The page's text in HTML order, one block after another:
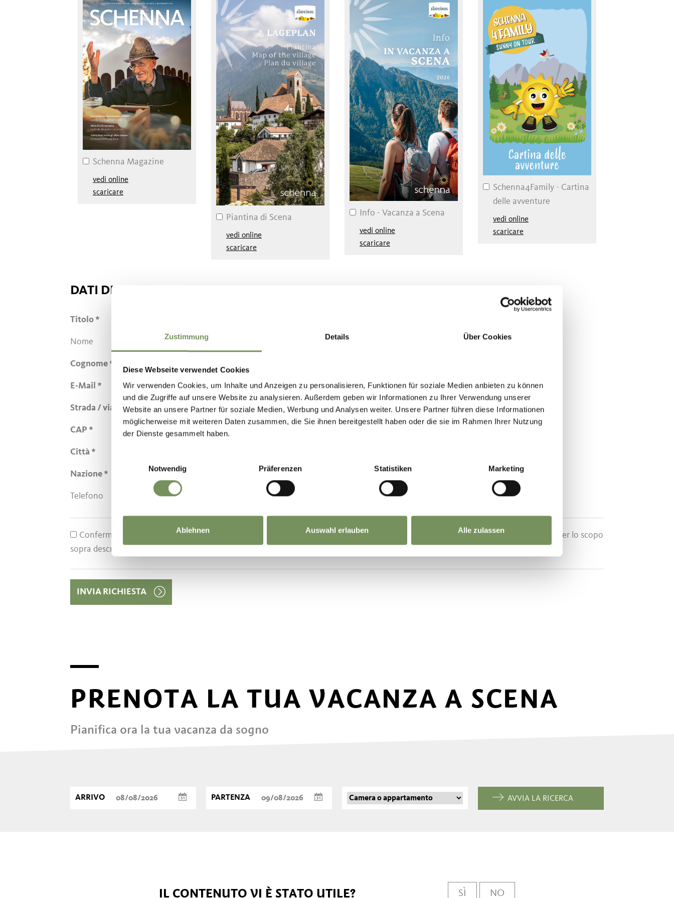
Zustimmung Details Über Cookies
Diese Webseite verwendet Cookies
Wir verwenden Cookies, um Inhalte und Anzeigen zu personalisieren, Funktionen für soziale Medien anbieten zu können
und die Zugriffe auf unsere Website zu analysieren. Außerdem geben wir Informationen zu Ihrer Verwendung unserer
Website an unsere Partner für soziale Medien, Werbung und Analysen weiter. Unsere Partner führen diese Informationen
möglicherweise mit weiteren Daten zusammen, die Sie ihnen bereitgestellt haben oder die sie im Rahmen Ihrer Nutzung
der Dienste gesammelt haben.
Notwendig
Präferenzen Statistiken Marketing
Ablehnen Auswahl erlauben Alle zulassen
Schenna Magazine
vedi online
scaricare
Piantina di Scena
vedi online
scaricare
Info - Vacanza a Scena
vedi online
scaricare
Schenna4Family - Cartina
delle avventure
vedi online
scaricare
DATI DI CONTATTO
Titolo
Nome
Cognome
E-Mail
Strada / via
CAP
Città
Nazione
Telefono
Confermo con la presente di avere letto attentamente il foglio informativoe di approvare il trattamento dei miei dati personali per lo scopo
sopra descritto.
INVIA RICHIESTA
PRENOTA LA TUA VACANZA A SCENA
Pianifica ora la tua vacanza da sogno
ARRIVO PARTENZA AVVIA LA RICERCA
IL CONTENUTO VI È STATO UTILE? SÌ NO